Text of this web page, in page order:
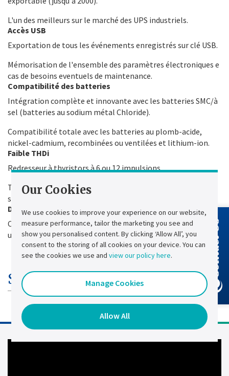
L'un des meilleurs sur le marché des UPS industriels.
Accès USB
Exportation de tous les événements enregistrés sur clé USB.
Mémorisation de l'ensemble des paramètres électroniques e
cas de besoins eventuels de maintenance.
Compatibilité des batteries
Intégration complète et innovante avec les batteries SMC/à
sel (batteries au sodium métal Chloride).
Compatibilité totale avec les batteries au plomb-acide,
nickel-cadmium, recombinées ou ventilées et lithium-ion.
Faible THDi
Redresseur à thyristors à 6 ou 12 impulsions.
Taux de distorsion harmonique (THDI) jusqu'à 5 % dans un
système SCR à 12 impulsions avec filtres harmoniques.
Durée de vie
Conçu pour plus de 20 ans de fonctionnement continu avec
un plan de maintenance approprié.
Spécifications techniques
Contact Us
Our Cookies
We use cookies to improve your experience on our website,
measure performance, tailor the marketing you see and
show you personalised content. By clicking ‘Allow All’, you
consent to the storing of all cookies on your device. You can
see the cookies we use and view our policy here.
Manage Cookies
Allow All